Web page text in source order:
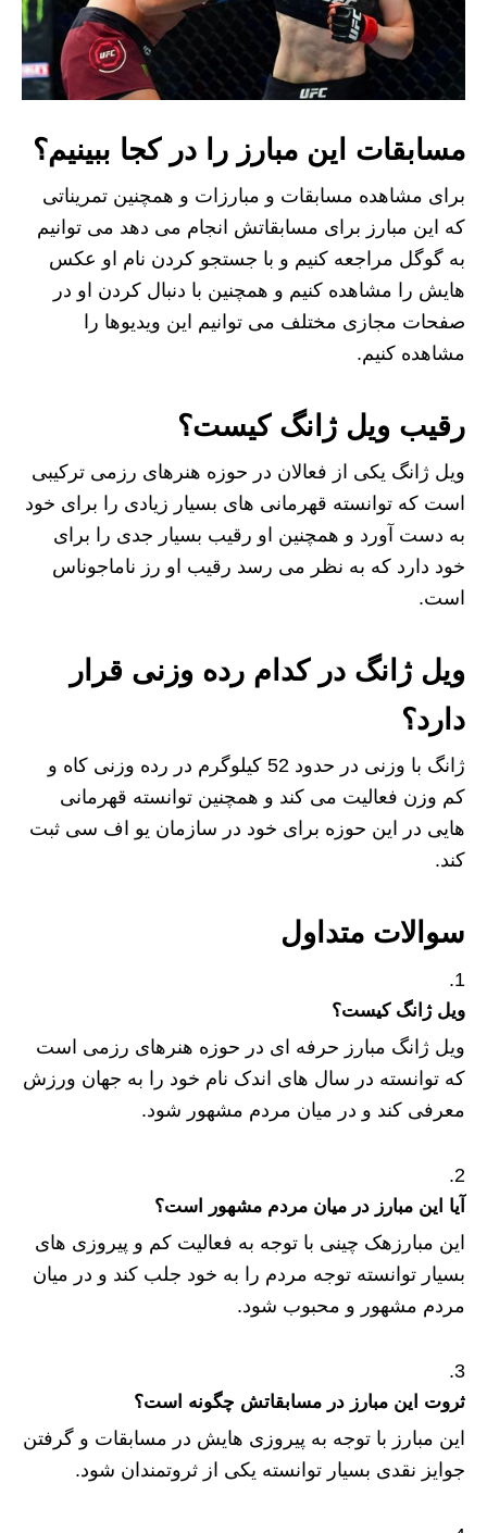
مسابقات این مبارز را در کجا ببینیم؟
برای مشاهده مسابقات و مبارزات و همچنین تمریناتی
که این مبارز برای مسابقاتش انجام می دهد می توانیم
به گوگل مراجعه کنیم و با جستجو کردن نام او عکس
هایش را مشاهده کنیم و همچنین با دنبال کردن او در
صفحات مجازی مختلف می توانیم این ویدیوها را
مشاهده کنیم.
رقیب ویل ژانگ کیست؟
ویل ژانگ یکی از فعالان در حوزه هنرهای رزمی ترکیبی
است که توانسته قهرمانی های بسیار زیادی را برای خود
به دست آورد و همچنین او رقیب بسیار جدی را برای
خود دارد که به نظر می رسد رقیب او رز ناماجوناس
است.
ویل ژانگ در کدام رده وزنی قرار
دارد؟
ژانگ با وزنی در حدود 52 کیلوگرم در رده وزنی کاه و
کم وزن فعالیت می کند و همچنین توانسته قهرمانی
هایی در این حوزه برای خود در سازمان یو اف سی ثبت
کند.
سوالات متداول
ویل ژانگ کیست؟
ویل ژانگ مبارز حرفه ای در حوزه هنرهای رزمی است
که توانسته در سال های اندک نام خود را به جهان ورزش
معرفی کند و در میان مردم مشهور شود.
آيا اين مبارز در میان مردم مشهور است؟
این مبارزهک چینی با توجه به فعالیت کم و پیروزی های
بسیار توانسته توجه مردم را به خود جلب کند و در میان
مردم مشهور و محبوب شود.
ثروت این مبارز در مسابقاتش چگونه است؟
این مبارز با توجه به پیروزی هایش در مسابقات و گرفتن
جوایز نقدی بسیار توانسته یکی از ثروتمندان شود.